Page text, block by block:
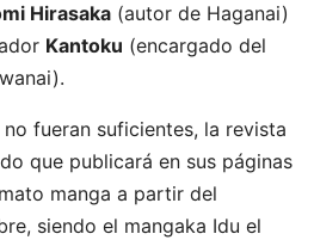
Hirasaka (autor de Haganai)
Kantoku (encargado del
fueran suficientes, la revista
que publicará en sus páginas
manga a partir del
siendo el mangaka Idu el